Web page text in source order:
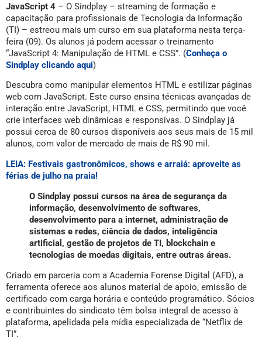
JavaScript 4 – O Sindplay – streaming de formação e
capacitação para profissionais de Tecnologia da Informação
(TI) – estreou mais um curso em sua plataforma nesta terça-
feira (09). Os alunos já podem acessar o treinamento
“JavaScript 4: Manipulação de HTML e CSS”. (Conheça o
Sindplay clicando aqui)
Descubra como manipular elementos HTML e estilizar páginas
web com JavaScript. Este curso ensina técnicas avançadas de
interação entre JavaScript, HTML e CSS, permitindo que você
crie interfaces web dinâmicas e responsivas. O Sindplay já
possui cerca de 80 cursos disponíveis aos seus mais de 15 mil
alunos, com valor de mercado de mais de R$ 90 mil.
LEIA: Festivais gastronômicos, shows e arraiá: aproveite as
férias de julho na praia!
O Sindplay possui cursos na área de segurança da
informação, desenvolvimento de softwares,
desenvolvimento para a internet, administração de
sistemas e redes, ciência de dados, inteligência
artificial, gestão de projetos de TI, blockchain e
tecnologias de moedas digitais, entre outras áreas.
Criado em parceria com a Academia Forense Digital (AFD), a
ferramenta oferece aos alunos material de apoio, emissão de
certificado com carga horária e conteúdo programático. Sócios
e contribuintes do sindicato têm bolsa integral de acesso à
plataforma, apelidada pela mídia especializada de “Netflix de
TI”.